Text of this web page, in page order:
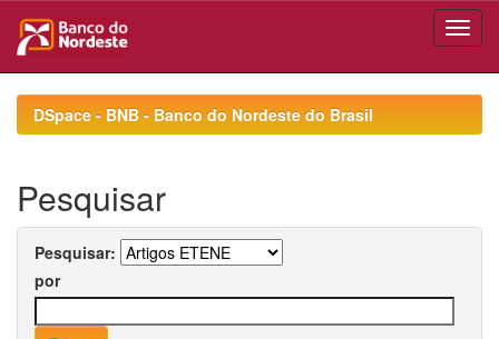
navigationDSpace - BNB - Banco do Nordeste do Brasil
Pesquisar
Pesquisar:
por